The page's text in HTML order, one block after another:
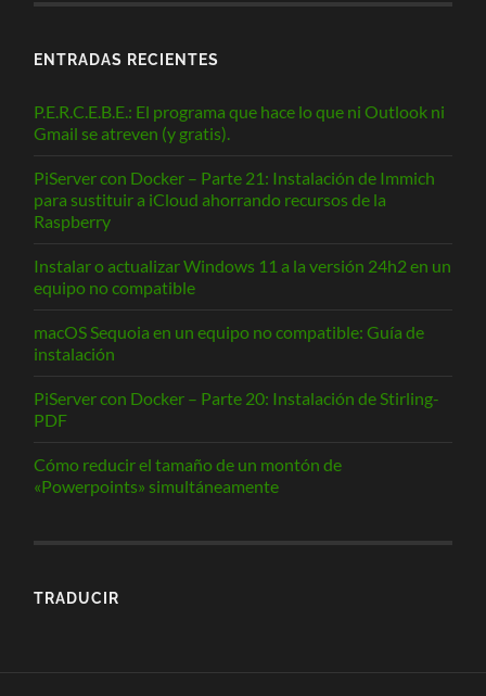
ENTRADAS RECIENTES
P.E.R.C.E.B.E.: El programa que hace lo que ni Outlook ni
Gmail se atreven (y gratis).
PiServer con Docker – Parte 21: Instalación de Immich
para sustituir a iCloud ahorrando recursos de la
Raspberry
Instalar o actualizar Windows 11 a la versión 24h2 en un
equipo no compatible
macOS Sequoia en un equipo no compatible: Guía de
instalación
PiServer con Docker – Parte 20: Instalación de Stirling-
PDF
Cómo reducir el tamaño de un montón de
«Powerpoints» simultáneamente
TRADUCIR